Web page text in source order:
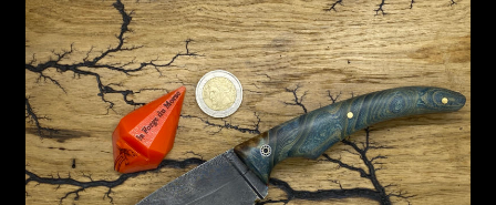
CGV